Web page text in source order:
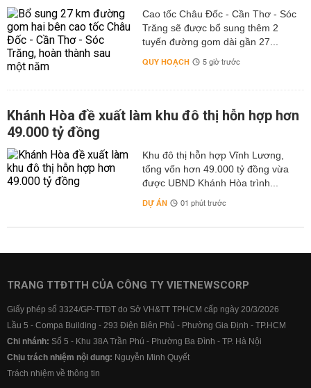
Cao tốc Châu Đốc - Cần Thơ - Sóc
Trăng sẽ được bổ sung thêm 2
tuyến đường gom dài gần 27...
QUY HOẠCH 5 giờ trước
Khánh Hòa đề xuất làm khu đô thị hỗn hợp hơn
49.000 tỷ đồng
Khu đô thị hỗn hợp Vĩnh Lương,
tổng vốn hơn 49.000 tỷ đồng vừa
được UBND Khánh Hòa trình...
DỰ ÁN 01 phút trước
TRANG TTĐTTH CỦA CÔNG TY VIETNEWSCORP
Giấy phép số 3324/GP-TTĐT do Sở VH&TT TPHCM cấp ngày 20/3/2026
Lầu 5 - Compa Building - 293 Điện Biên Phủ - Phường Gia Định - TP.HCM
Chi nhánh: Số 5 - Khu 38A Trần Phú - Phường Ba Đình - TP. Hà Nội
Chịu trách nhiệm nội dung: Nguyễn Minh Quyết
Trách nhiệm về thông tin